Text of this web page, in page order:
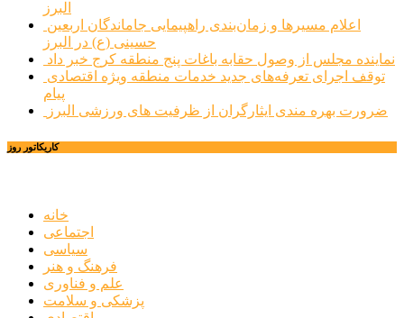
البرز
حسینی (ع) در البرز
نماینده مجلس از وصول حقابه باغات پنج منطقه کرج خبر داد
پیام
ضرورت بهره مندی ایثارگران از ظرفیت های ورزشی البرز
کاریکاتور روز
خانه
اجتماعی
سیاسی
فرهنگ و هنر
علم و فناوری
پزشکی و سلامت